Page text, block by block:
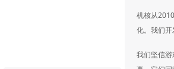
机核从
化。我们开
我们坚信